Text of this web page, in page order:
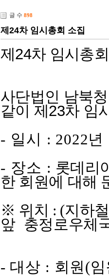
글 수 898
제24차 임시총회 소집
제24차 임시총
사단법인 남북
같이 제23차 임
- 일시 : 2022년
- 장소 : 롯데리
한 회원에 대해
※ 위치 : (지하
앞 충정로우체
- 대상 : 회원(